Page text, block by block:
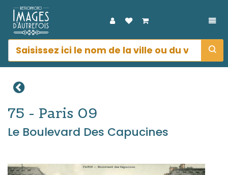
75 - Paris 09
Le Boulevard Des Capucines